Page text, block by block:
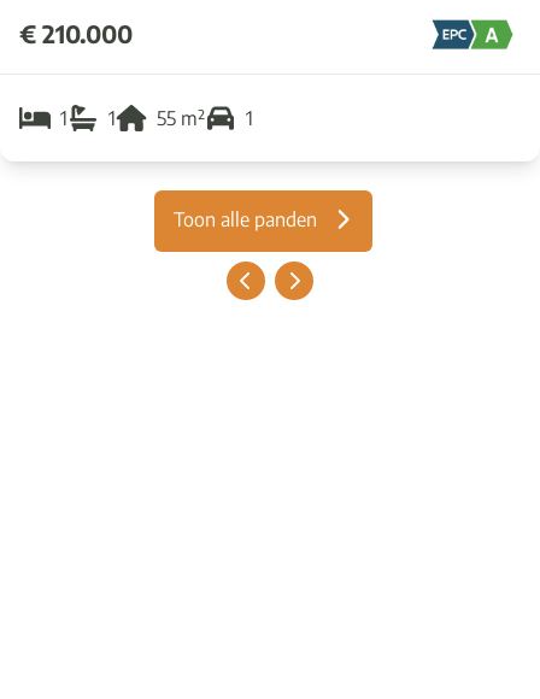
€ 210.000
1 1 55 m² 1
Toon alle panden